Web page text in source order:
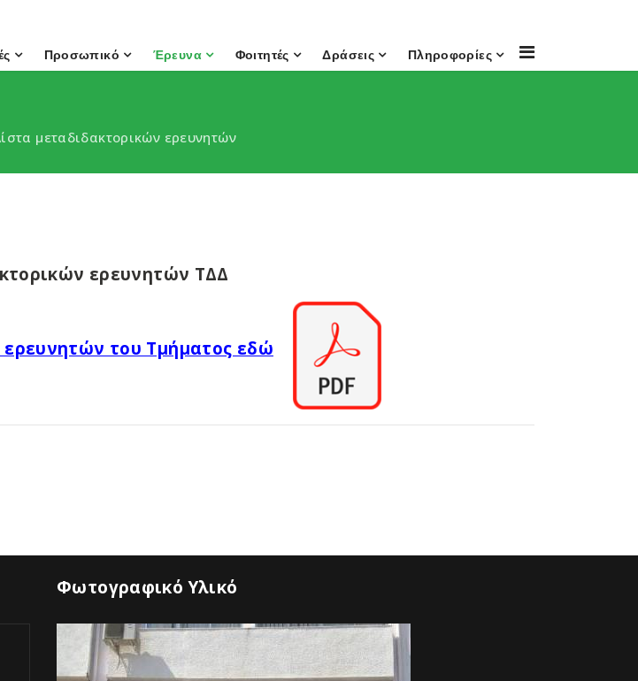
Προσωπικό Έρευνα Φοιτητές Δράσεις Πληροφορίες
μεταδιδακτορικών ερευνητών
ερευνητών ΤΔΔ
ερευνητών του Τμήματος εδώ
Φωτογραφικό Υλικό